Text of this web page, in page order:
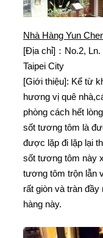
Nhà Hàng Yun
[Địa chỉ]：No.2,
Taipei City
[Giới thiệu]: Kể từ
hương vị quê
phòng cách hết
sốt tương tôm là
được lặp đi lặp lại
sốt tương tôm này
tương tôm trộn lẫn
rất giòn và tràn
hàng này.